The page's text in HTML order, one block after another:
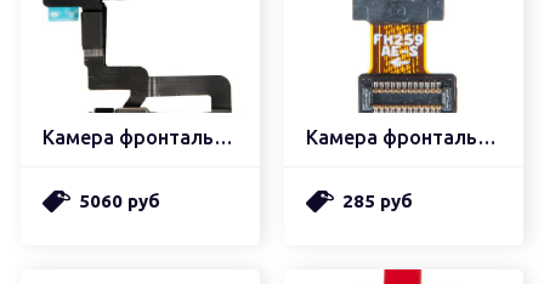
Камера фронтальная (передняя)
5060 руб
Камера фронтальная вторичная
285 руб